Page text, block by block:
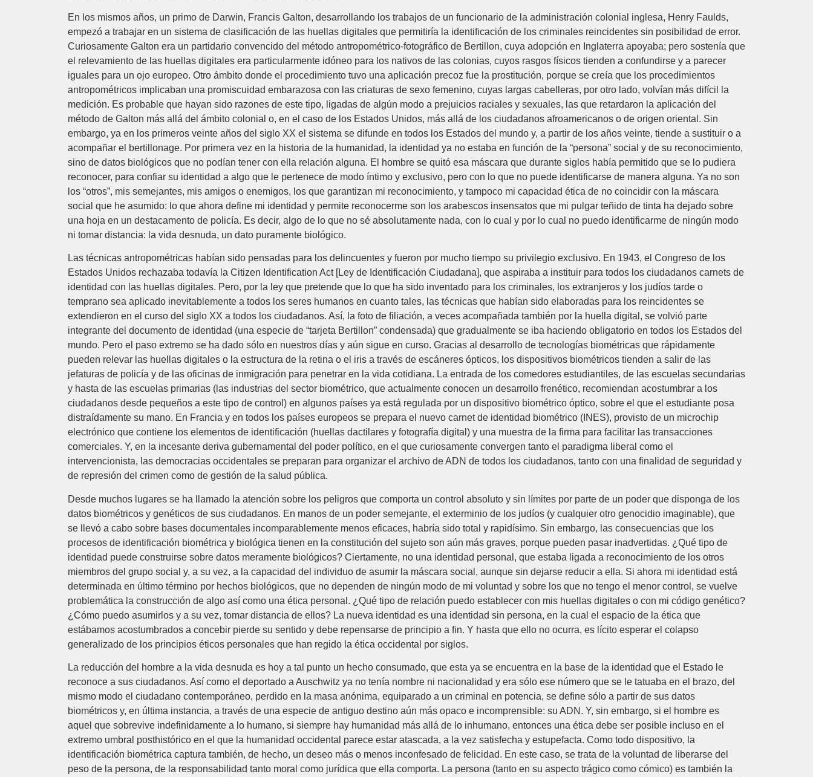
En los mismos años, un primo de Darwin, Francis Galton, desarrollando los trabajos de un funcionario de la administración colonial inglesa, Henry Faulds,
empezó a trabajar en un sistema de clasificación de las huellas digitales que permitiría la identificación de los criminales reincidentes sin posibilidad de error.
Curiosamente Galton era un partidario convencido del método antropométrico-fotográfico de Bertillon, cuya adopción en Inglaterra apoyaba; pero sostenía que
el relevamiento de las huellas digitales era particularmente idóneo para los nativos de las colonias, cuyos rasgos físicos tienden a confundirse y a parecer
iguales para un ojo europeo. Otro ámbito donde el procedimiento tuvo una aplicación precoz fue la prostitución, porque se creía que los procedimientos
antropométricos implicaban una promiscuidad embarazosa con las criaturas de sexo femenino, cuyas largas cabelleras, por otro lado, volvían más difícil la
medición. Es probable que hayan sido razones de este tipo, ligadas de algún modo a prejuicios raciales y sexuales, las que retardaron la aplicación del
método de Galton más allá del ámbito colonial o, en el caso de los Estados Unidos, más allá de los ciudadanos afroamericanos o de origen oriental. Sin
embargo, ya en los primeros veinte años del siglo XX el sistema se difunde en todos los Estados del mundo y, a partir de los años veinte, tiende a sustituir o a
acompañar el bertillonage. Por primera vez en la historia de la humanidad, la identidad ya no estaba en función de la “persona” social y de su reconocimiento,
sino de datos biológicos que no podían tener con ella relación alguna. El hombre se quitó esa máscara que durante siglos había permitido que se lo pudiera
reconocer, para confiar su identidad a algo que le pertenece de modo íntimo y exclusivo, pero con lo que no puede identificarse de manera alguna. Ya no son
los “otros”, mis semejantes, mis amigos o enemigos, los que garantizan mi reconocimiento, y tampoco mi capacidad ética de no coincidir con la máscara
social que he asumido: lo que ahora define mi identidad y permite reconocerme son los arabescos insensatos que mi pulgar teñido de tinta ha dejado sobre
una hoja en un destacamento de policía. Es decir, algo de lo que no sé absolutamente nada, con lo cual y por lo cual no puedo identificarme de ningún modo
ni tomar distancia: la vida desnuda, un dato puramente biológico.
Las técnicas antropométricas habían sido pensadas para los delincuentes y fueron por mucho tiempo su privilegio exclusivo. En 1943, el Congreso de los
Estados Unidos rechazaba todavía la Citizen Identification Act [Ley de Identificación Ciudadana], que aspiraba a instituir para todos los ciudadanos carnets de
identidad con las huellas digitales. Pero, por la ley que pretende que lo que ha sido inventado para los criminales, los extranjeros y los judíos tarde o
temprano sea aplicado inevitablemente a todos los seres humanos en cuanto tales, las técnicas que habían sido elaboradas para los reincidentes se
extendieron en el curso del siglo XX a todos los ciudadanos. Así, la foto de filiación, a veces acompañada también por la huella digital, se volvió parte
integrante del documento de identidad (una especie de “tarjeta Bertillon” condensada) que gradualmente se iba haciendo obligatorio en todos los Estados del
mundo. Pero el paso extremo se ha dado sólo en nuestros días y aún sigue en curso. Gracias al desarrollo de tecnologías biométricas que rápidamente
pueden relevar las huellas digitales o la estructura de la retina o el iris a través de escáneres ópticos, los dispositivos biométricos tienden a salir de las
jefaturas de policía y de las oficinas de inmigración para penetrar en la vida cotidiana. La entrada de los comedores estudiantiles, de las escuelas secundarias
y hasta de las escuelas primarias (las industrias del sector biométrico, que actualmente conocen un desarrollo frenético, recomiendan acostumbrar a los
ciudadanos desde pequeños a este tipo de control) en algunos países ya está regulada por un dispositivo biométrico óptico, sobre el que el estudiante posa
distraídamente su mano. En Francia y en todos los países europeos se prepara el nuevo carnet de identidad biométrico (INES), provisto de un microchip
electrónico que contiene los elementos de identificación (huellas dactilares y fotografía digital) y una muestra de la firma para facilitar las transacciones
comerciales. Y, en la incesante deriva gubernamental del poder político, en el que curiosamente convergen tanto el paradigma liberal como el
intervencionista, las democracias occidentales se preparan para organizar el archivo de ADN de todos los ciudadanos, tanto con una finalidad de seguridad y
de represión del crimen como de gestión de la salud pública.
Desde muchos lugares se ha llamado la atención sobre los peligros que comporta un control absoluto y sin límites por parte de un poder que disponga de los
datos biométricos y genéticos de sus ciudadanos. En manos de un poder semejante, el exterminio de los judíos (y cualquier otro genocidio imaginable), que
se llevó a cabo sobre bases documentales incomparablemente menos eficaces, habría sido total y rapidísimo. Sin embargo, las consecuencias que los
procesos de identificación biométrica y biológica tienen en la constitución del sujeto son aún más graves, porque pueden pasar inadvertidas. ¿Qué tipo de
identidad puede construirse sobre datos meramente biológicos? Ciertamente, no una identidad personal, que estaba ligada a reconocimiento de los otros
miembros del grupo social y, a su vez, a la capacidad del individuo de asumir la máscara social, aunque sin dejarse reducir a ella. Si ahora mi identidad está
determinada en último término por hechos biológicos, que no dependen de ningún modo de mi voluntad y sobre los que no tengo el menor control, se vuelve
problemática la construcción de algo así como una ética personal. ¿Qué tipo de relación puedo establecer con mis huellas digitales o con mi código genético?
¿Cómo puedo asumirlos y a su vez, tomar distancia de ellos? La nueva identidad es una identidad sin persona, en la cual el espacio de la ética que
estábamos acostumbrados a concebir pierde su sentido y debe repensarse de principio a fin. Y hasta que ello no ocurra, es lícito esperar el colapso
generalizado de los principios éticos personales que han regido la ética occidental por siglos.
La reducción del hombre a la vida desnuda es hoy a tal punto un hecho consumado, que esta ya se encuentra en la base de la identidad que el Estado le
reconoce a sus ciudadanos. Así como el deportado a Auschwitz ya no tenía nombre ni nacionalidad y era sólo ese número que se le tatuaba en el brazo, del
mismo modo el ciudadano contemporáneo, perdido en la masa anónima, equiparado a un criminal en potencia, se define sólo a partir de sus datos
biométricos y, en última instancia, a través de una especie de antiguo destino aún más opaco e incomprensible: su ADN. Y, sin embargo, si el hombre es
aquel que sobrevive indefinidamente a lo humano, si siempre hay humanidad más allá de lo inhumano, entonces una ética debe ser posible incluso en el
extremo umbral posthistórico en el que la humanidad occidental parece estar atascada, a la vez satisfecha y estupefacta. Como todo dispositivo, la
identificación biométrica captura también, de hecho, un deseo más o menos inconfesado de felicidad. En este caso, se trata de la voluntad de liberarse del
peso de la persona, de la responsabilidad tanto moral como jurídica que ella comporta. La persona (tanto en su aspecto trágico como cómico) es también la